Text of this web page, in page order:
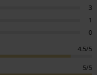
3
1
0
4.5/5
5/5